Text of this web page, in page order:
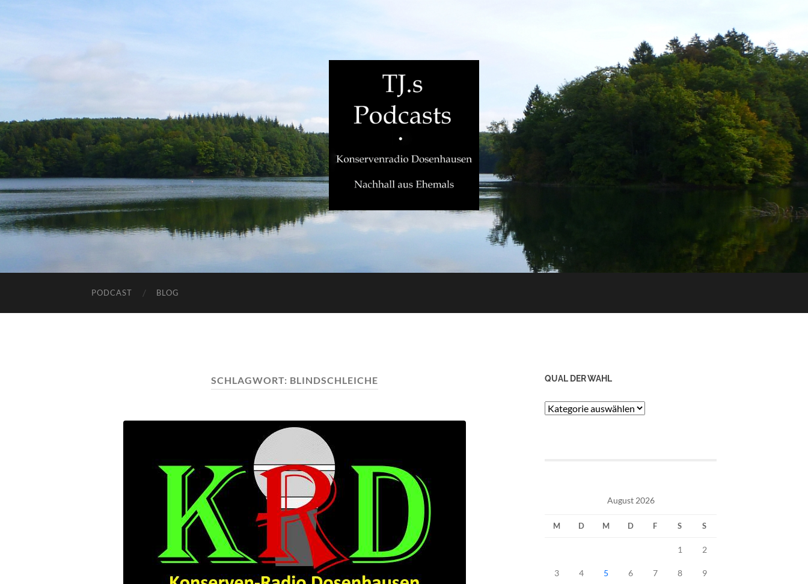
PODCAST BLOG
SCHLAGWORT: BLINDSCHLEICHE QUAL DER WAHL
Qual
August 2026
M D M D F S S
1 2
3 4 5 6 7 8 9